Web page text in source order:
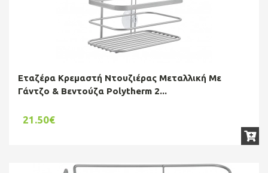
Εταζέρα Κρεμαστή Ντουζιέρας Μεταλλική Με
Γάντζο & Βεντούζα Polytherm 2...
21.50€